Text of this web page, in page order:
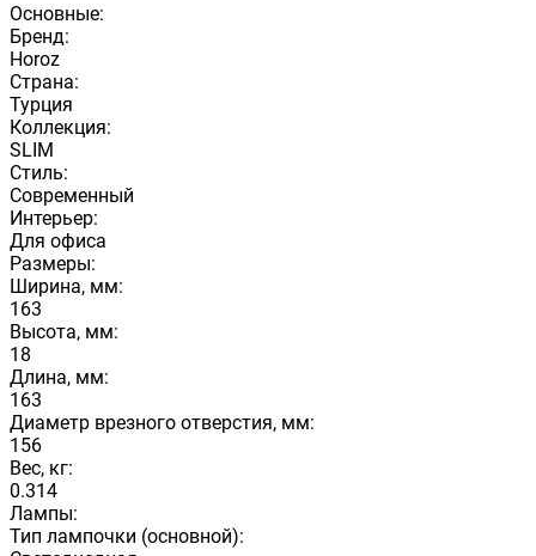
Основные:
Бренд:
Horoz
Страна:
Турция
Коллекция:
SLIM
Стиль:
Современный
Интерьер:
Для офиса
Размеры:
Ширина, мм:
163
Высота, мм:
18
Длина, мм:
163
Диаметр врезного отверстия, мм:
156
Вес, кг:
0.314
Лампы:
Тип лампочки (основной):